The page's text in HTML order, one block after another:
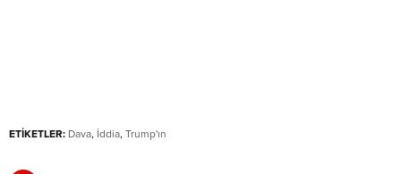
ETİKETLER: Dava, İddia, Trump'ın